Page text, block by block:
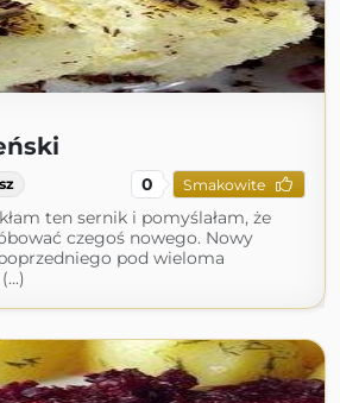
0 Smakowite
ten sernik i pomyślałam, że
czegoś nowego. Nowy
pod wieloma